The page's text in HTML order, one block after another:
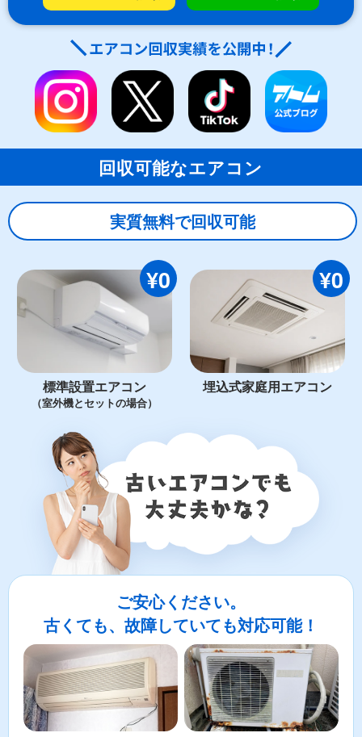
回収可能なエアコン
実質無料で回収可能
¥0
標準設置エアコン
（室外機とセットの場合）
¥0
埋込式家庭用エアコン
ご安心ください。
古くても、故障していても対応可能！